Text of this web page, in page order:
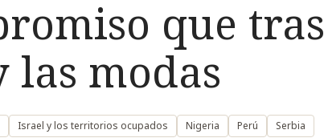
que
las modas
Israel y los territorios ocupados Nigeria Perú Serbia